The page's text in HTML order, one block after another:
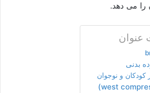
را می دهد.
بدنی
و نوجوان